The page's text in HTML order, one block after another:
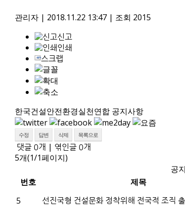
관리자 | 2018.11.22 13:47 | 조회 2015
신고
인쇄
스크랩
한국건설안전환경실천연합 공지사항
수정 답변 삭제 목록으로
댓글 0개 | 엮인글 0개
5개(1/1페이지)
공
번호
제목
5
선진국형 건설문화 정착위해 전국적 조직